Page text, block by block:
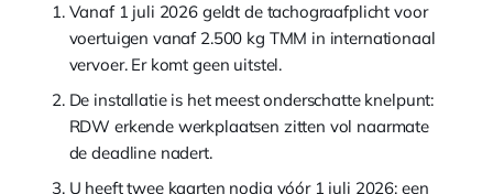
Vanaf 1 juli 2026 geldt de tachograafplicht voor
voertuigen vanaf 2.500 kg TMM in internationaal
vervoer. Er komt geen uitstel.
De installatie is het meest onderschatte knelpunt:
RDW erkende werkplaatsen zitten vol naarmate
de deadline nadert.
U heeft twee kaarten nodig vóór 1 juli 2026: een